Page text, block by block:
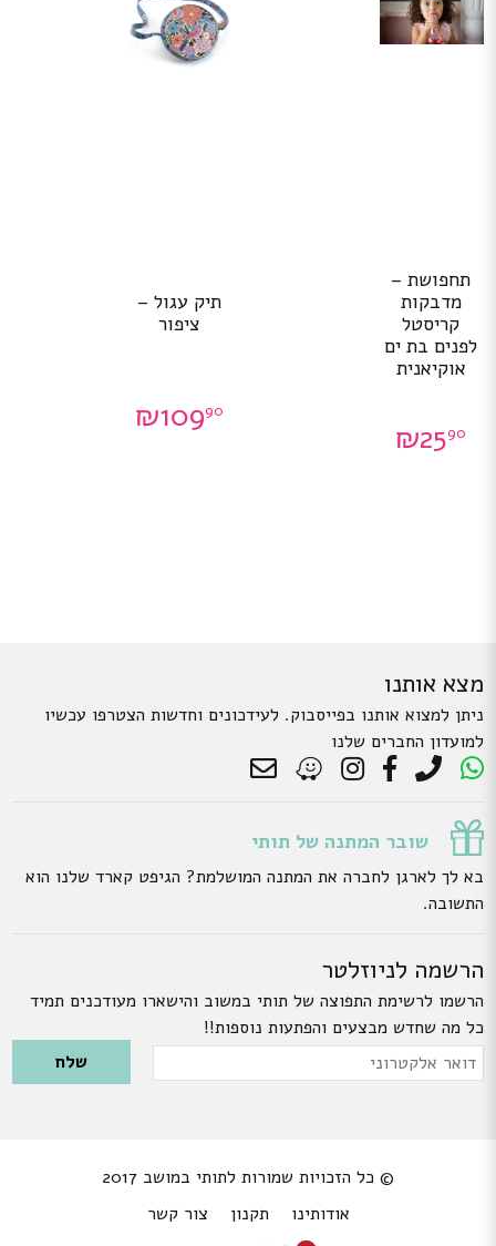
תחפושת –
מדבקות
קריסטל
לפנים בת ים
אוקיאנית
₪2590
תיק עגול –
ציפור
₪10990
מצא אותנו
ניתן למצוא אותנו בפייסבוק. לעידכונים וחדשות הצטרפו עכשיו
למועדון החברים שלנו
שובר המתנה של תותי
בא לך לארגן לחברה את המתנה המושלמת? הגיפט קארד שלנו הוא
התשובה.
הרשמה לניוזלטר
הרשמו לרשימת התפוצה של תותי במשוב והישארו מעודכנים תמיד
כל מה שחדש מבצעים והפתעות נוספות!!
Please leave this field empty.
דואר
© כל הזכויות שמורות לתותי במושב 2017
אודותינו
תקנון צור קשר